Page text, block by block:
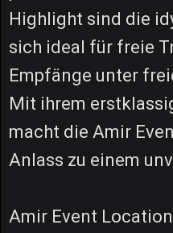
Highlight sind die
sich ideal für freie
Empfänge unter
Mit ihrem
macht die Amir
Anlass zu einem
Amir Event